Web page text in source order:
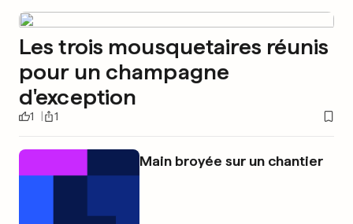
Les trois mousquetaires réunis
pour un champagne
d'exception
1 1
Main broyée sur un chantier